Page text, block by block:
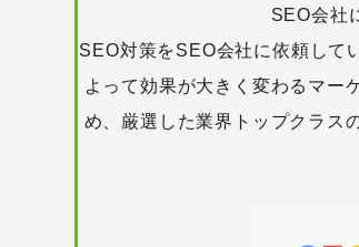
SEO会社
SEO対策をSEO会社に依頼して
よって効果が大きく変わるマー
め、厳選した業界トップクラス